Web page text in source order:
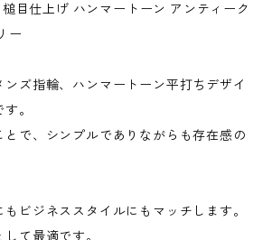
目仕上げ ハンマートーン アンティーク
ー
ズ指輪、ハンマートーン平打ちデザイ
。
で、シンプルでありながらも存在感の
ビジネススタイルにもマッチします。
て最適です。